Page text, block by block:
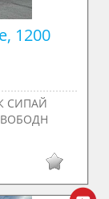
1200
СИПАЙ